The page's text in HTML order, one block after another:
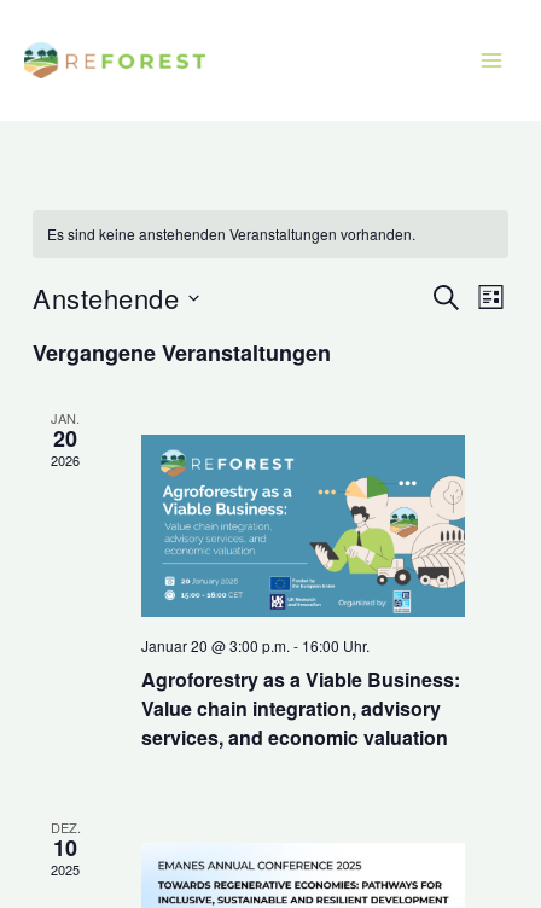
Inhalt
springen
Es sind keine anstehenden Veranstaltungen vorhanden.
SucheListe
Anstehende
wählen.
Vergangene Veranstaltungen
JAN.
20
2026
Januar 20 @ 3:00 p.m. - 16:00 Uhr.
Agroforestry as a Viable Business:
Value chain integration, advisory
services, and economic valuation
DEZ.
10
2025